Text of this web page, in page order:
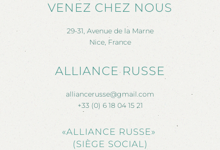
VENEZ CHEZ NOUS
29-31, Avenue de la Marne
Nice, France
ALLIANCE RUSSE
alliancerusse@gmail.com
+33 (0) 6 18 04 15 21
«ALLIANCE RUSSE»
(SIÈGE SOCIAL)